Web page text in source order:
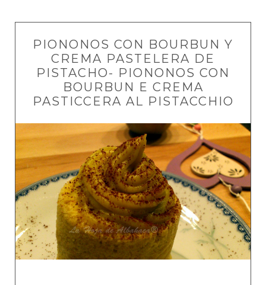
PIONONOS CON BOURBUN Y
CREMA PASTELERA DE
PISTACHO- PIONONOS CON
BOURBUN E CREMA
PASTICCERA AL PISTACCHIO